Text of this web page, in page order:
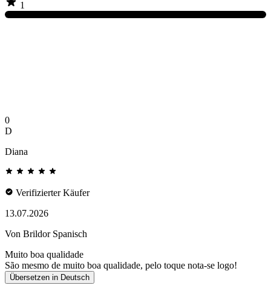
1
0
D
Diana
Verifizierter Käufer
13.07.2026
Von Brildor Spanisch
Muito boa qualidade
São mesmo de muito boa qualidade, pelo toque nota-se logo!
Übersetzen in Deutsch